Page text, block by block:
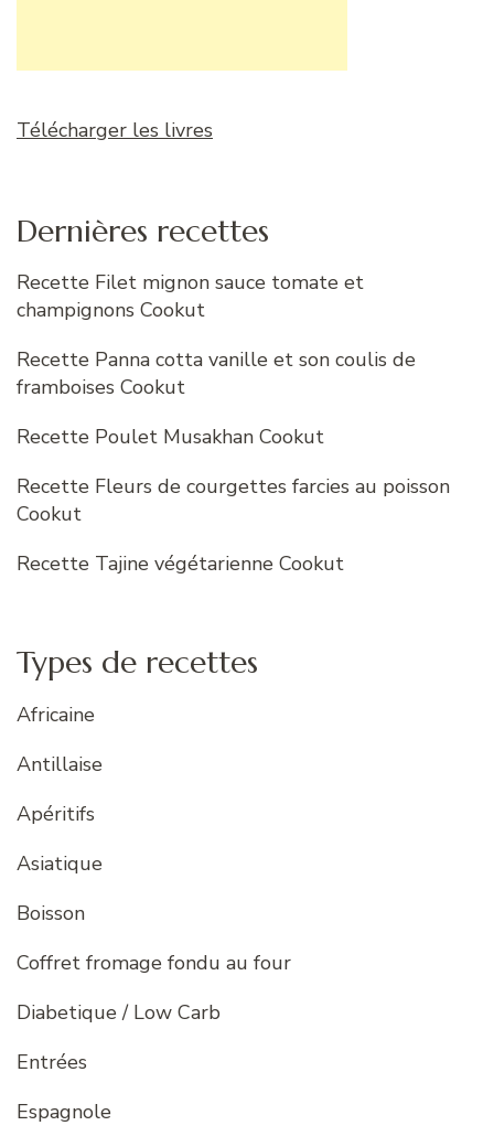
Télécharger les livres
Dernières recettes
Recette Filet mignon sauce tomate et
champignons Cookut
Recette Panna cotta vanille et son coulis de
framboises Cookut
Recette Poulet Musakhan Cookut
Recette Fleurs de courgettes farcies au poisson
Cookut
Recette Tajine végétarienne Cookut
Types de recettes
Africaine
Antillaise
Apéritifs
Asiatique
Boisson
Coffret fromage fondu au four
Diabetique / Low Carb
Entrées
Espagnole